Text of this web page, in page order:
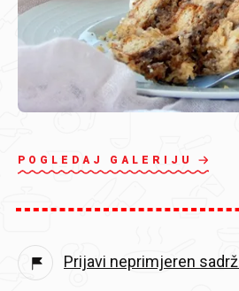
POGLEDAJ GALERIJU
Prijavi neprimjeren